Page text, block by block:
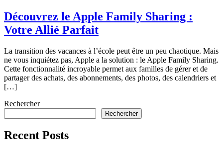
Découvrez le Apple Family Sharing :
Votre Allié Parfait
La transition des vacances à l’école peut être un peu chaotique. Mais
ne vous inquiétez pas, Apple a la solution : le Apple Family Sharing.
Cette fonctionnalité incroyable permet aux familles de gérer et de
partager des achats, des abonnements, des photos, des calendriers et
[…]
Rechercher
Rechercher
Recent Posts